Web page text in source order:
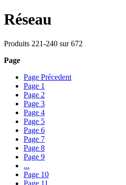
Réseau
Produits 221-240 sur672
Page
Page Précedent
Page 1
Page 2
Page 3
Page 4
Page 5
Page 6
Page 7
Page 8
Page 9
...
Page 10
Page 11